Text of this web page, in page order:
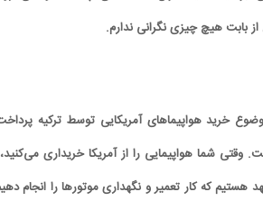
بابت هیچ چیزی نگرانی ندارم.
خرید هواپیماهای آمریکایی توسط ترکیه
وقتی شما هواپیمایی را از آمریکا خریداری
هستیم که کار تعمیر و نگهداری موتورها را انجام